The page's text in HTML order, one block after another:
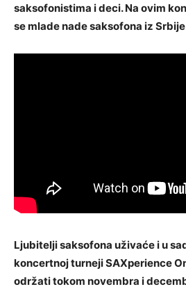
saksofonistima i deci. Na ovim
se mlade nade saksofona iz
Ljubitelji saksofona uživaće i u
koncertnoj turneji SAXperience
održati tokom novembra i